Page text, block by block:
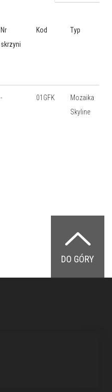
Nr
skrzyni
Kod Typ
- 01GFK
Mozaika
Skyline
DO GÓRY